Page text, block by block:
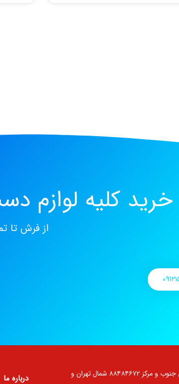
خرید کلیه لوازم
از فرش تا
۳۳۳۸۰۷۵۹ شرق تهران جنوب و مرکز ۸۸۴۸۴۶۷۲ شمال تهران و
درباره ما